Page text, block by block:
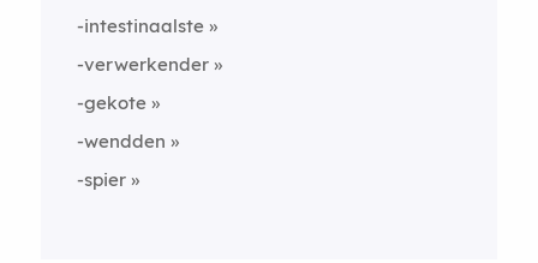
-intestinaalste
-verwerkender
-gekote
-wendden
-spier